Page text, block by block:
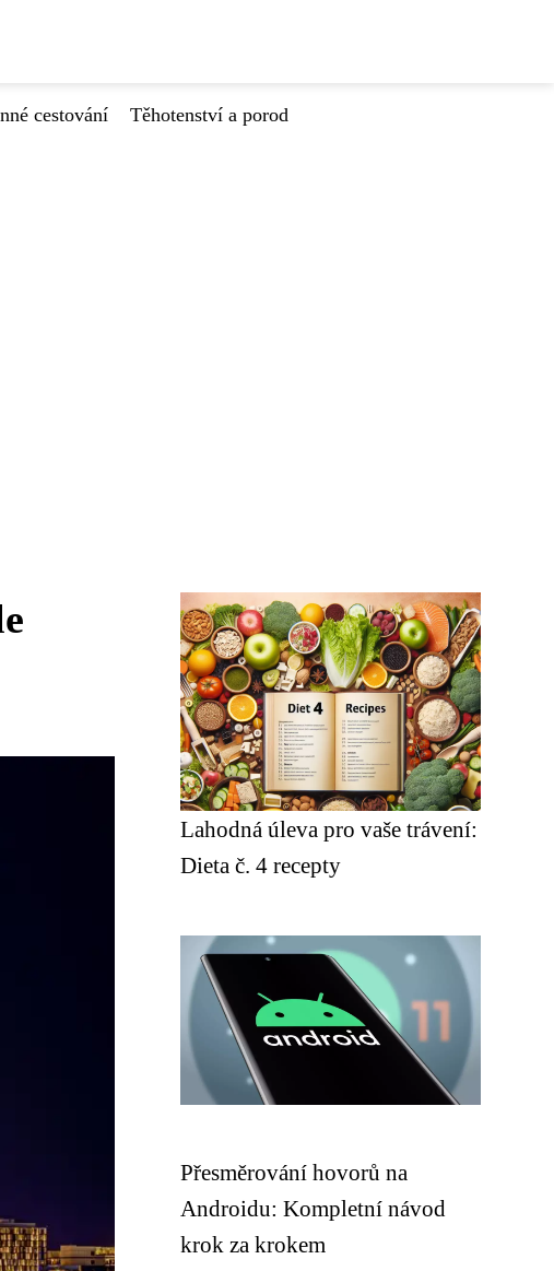
cestování
Těhotenství a porod
Lahodná úleva pro vaše trávení:
Dieta č. 4 recepty
Přesměrování hovorů na
Androidu: Kompletní návod
krok za krokem